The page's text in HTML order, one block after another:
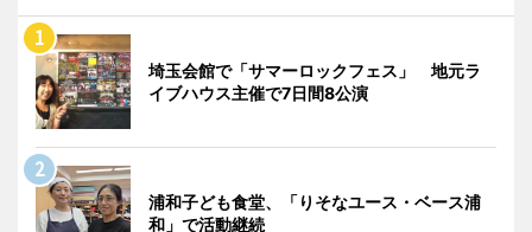
埼玉会館で「サマーロックフェス」 地元ラ
イブハウス主催で7日間8公演
浦和子ども食堂、「りそなユース・ベース浦
和」で活動継続